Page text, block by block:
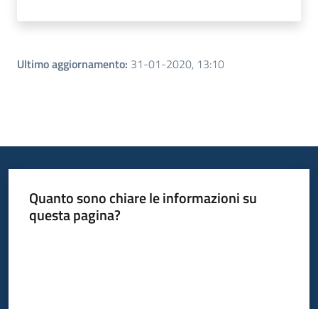
Ultimo aggiornamento: 31-01-2020, 13:10
Quanto sono chiare le informazioni su
questa pagina?